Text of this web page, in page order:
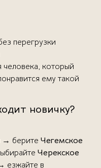
перегрузки
человека, который
ему такой
новичку?
→ берите Чегемское
Черекское
езжайте в